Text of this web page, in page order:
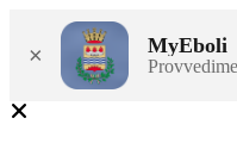
× MyEboli